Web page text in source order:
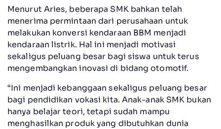
Menurut Aries, beberapa SMK bahkan telah
menerima permintaan dari perusahaan untuk
melakukan konversi kendaraan BBM menjadi
kendaraan listrik. Hal ini menjadi motivasi
sekaligus peluang besar bagi siswa untuk terus
mengembangkan inovasi di bidang otomotif.
“Ini menjadi kebanggaan sekaligus peluang besar
bagi pendidikan vokasi kita. Anak-anak SMK bukan
hanya belajar teori, tetapi sudah mampu
menghasilkan produk yang dibutuhkan dunia